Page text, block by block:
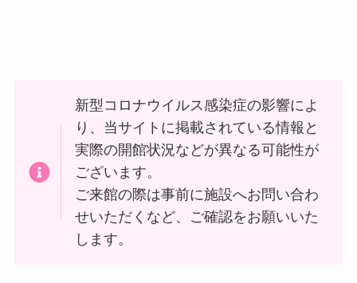
新型コロナウイルス感染症の影響によ
り、当サイトに掲載されている情報と
実際の開館状況などが異なる可能性が
ございます。
ご来館の際は事前に施設へお問い合わ
せいただくなど、ご確認をお願いいた
します。